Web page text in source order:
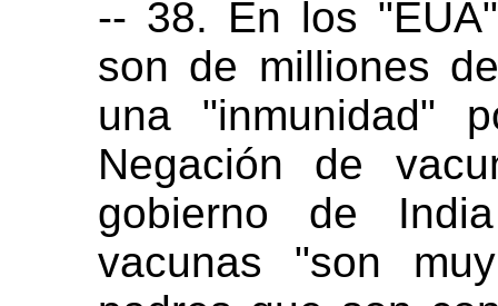
-- 38. En los
son de milliones
una "inmunidad"
Negación de
gobierno de
vacunas "son